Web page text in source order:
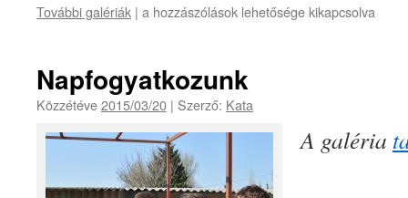
További galériák | a hozzászólások lehetősége kikapcsolva
Napfogyatkozunk
Közzétéve2015/03/20 | Szerző: Kata
A galéria